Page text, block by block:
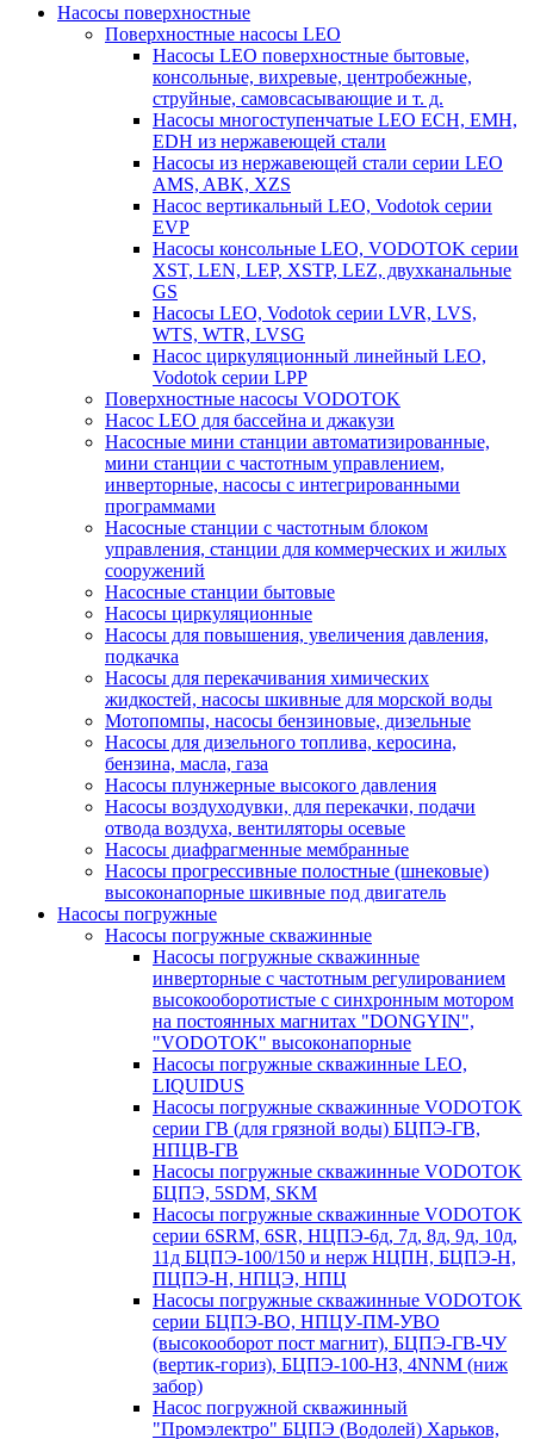
Насосы поверхностные
Поверхностные насосы LEO
Насосы LEO поверхностные бытовые,
консольные, вихревые, центробежные,
струйные, самовсасывающие и т. д.
Насосы многоступенчатые LEO ECH, EMH,
EDH из нержавеющей стали
Насосы из нержавеющей стали серии LEO
AMS, ABK, XZS
Насос вертикальный LEO, Vodotok серии
EVP
Насосы консольные LEO, VODOTOK серии
XST, LEN, LEP, XSTP, LEZ, двухканальные
GS
Насосы LEO, Vodotok серии LVR, LVS,
WTS, WTR, LVSG
Насос циркуляционный линейный LEO,
Vodotok серии LPP
Поверхностные насосы VODOTOK
Насос LEO для бассейна и джакузи
Насосные мини станции автоматизированные,
мини станции с частотным управлением,
инверторные, насосы с интегрированными
программами
Насосные станции с частотным блоком
управления, станции для коммерческих и жилых
сооружений
Насосные станции бытовые
Насосы циркуляционные
Насосы для повышения, увеличения давления,
подкачка
Насосы для перекачивания химических
жидкостей, насосы шкивные для морской воды
Мотопомпы, насосы бензиновые, дизельные
Насосы для дизельного топлива, керосина,
бензина, масла, газа
Насосы плунжерные высокого давления
Насосы воздуходувки, для перекачки, подачи
отвода воздуха, вентиляторы осевые
Насосы диафрагменные мембранные
Насосы прогрессивные полостные (шнековые)
высоконапорные шкивные под двигатель
Насосы погружные
Насосы погружные скважинные
Насосы погружные скважинные
инверторные с частотным регулированием
высокооборотистые с синхронным мотором
на постоянных магнитах "DONGYIN",
"VODOTOK" высоконапорные
Насосы погружные скважинные LEO,
LIQUIDUS
Насосы погружные скважинные VODOTOK
серии ГВ (для грязной воды) БЦПЭ-ГВ,
НПЦВ-ГВ
Насосы погружные скважинные VODOTOK
БЦПЭ, 5SDM, SKM
Насосы погружные скважинные VODOTOK
серии 6SRM, 6SR, НЦПЭ-6д, 7д, 8д, 9д, 10д,
11д БЦПЭ-100/150 и нерж НЦПН, БЦПЭ-Н,
ПЦПЭ-Н, НПЦЭ, НПЦ
Насосы погружные скважинные VODOTOK
серии БЦПЭ-ВО, НПЦУ-ПМ-УВО
(высокооборот пост магнит), БЦПЭ-ГВ-ЧУ
(вертик-гориз), БЦПЭ-100-НЗ, 4NNM (ниж
забор)
Насос погружной скважинный
"Промэлектро" БЦПЭ (Водолей) Харьков,